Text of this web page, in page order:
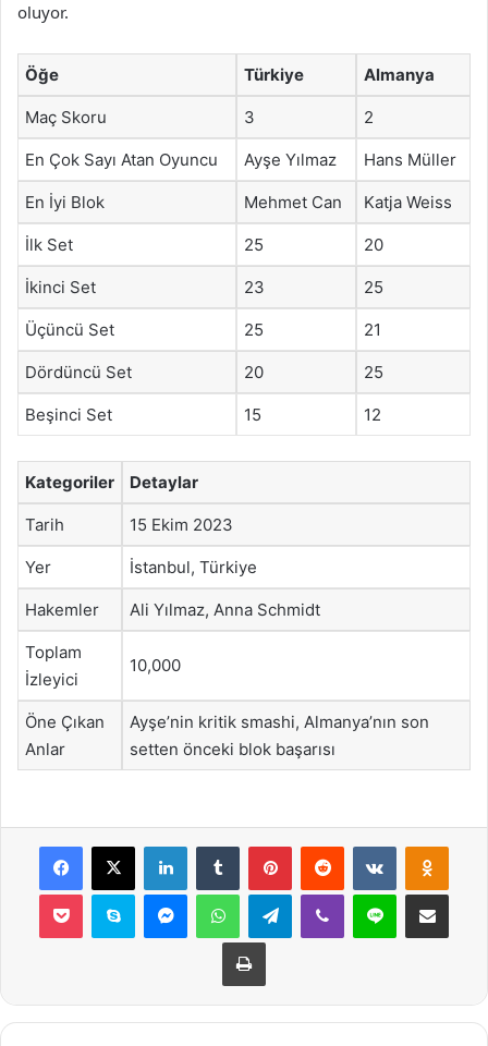
oluyor.
Öğe Türkiye Almanya
Maç Skoru 3 2
En Çok Sayı Atan Oyuncu Ayşe Yılmaz Hans Müller
En İyi Blok Mehmet Can Katja Weiss
İlk Set 25 20
İkinci Set 23 25
Üçüncü Set 25 21
Dördüncü Set 20 25
Beşinci Set 15 12
Kategoriler Detaylar
Tarih 15 Ekim 2023
Yer İstanbul, Türkiye
Hakemler Ali Yılmaz, Anna Schmidt
Toplam
İzleyici
10,000
Öne Çıkan
Anlar
Ayşe’nin kritik smashi, Almanya’nın son
setten önceki blok başarısı
Facebook
X LinkedInTumblr PinterestReddit VKontakte
Pocket Skype MessengerWhatsAppTelegramViber Line E-Posta ile
Yazdır